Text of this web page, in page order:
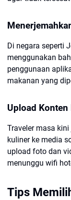
Di negara seperti
menggunakan
penggunaan
makanan yang
Upload Konten
Traveler masa
kuliner ke media
upload foto dan
menunggu wifi
Tips